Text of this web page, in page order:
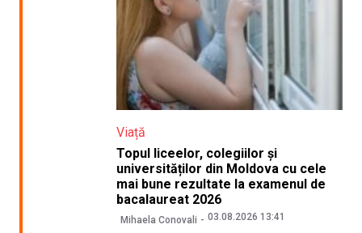
Viață
Topul liceelor, colegiilor și
universităților din Moldova cu cele
mai bune rezultate la examenul de
bacalaureat 2026
Mihaela Conovali 03.08.2026 13:41